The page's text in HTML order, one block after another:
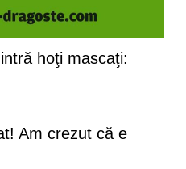
hoţi mascaţi:
Am crezut că e